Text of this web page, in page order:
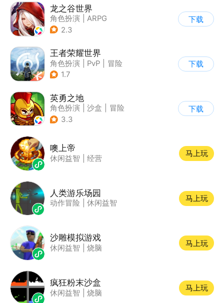
龙之谷世界
角色扮演
ARPG
| 奇幻
2.3
下载
王者荣耀世界
角色扮演 PvP
冒险
| 开放世界
1.7
下载
英勇之地
角色扮演 沙盒
冒险
| steam游戏
3.3
下载
噢上帝
休闲益智 经营
马上玩
人类游乐场园
动作冒险 休闲益智
马上玩
沙雕模拟游戏
休闲益智 烧脑
马上玩
疯狂粉末沙盒
休闲益智 烧脑
马上玩